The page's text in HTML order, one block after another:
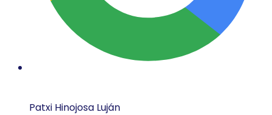
Patxi Hinojosa Luján